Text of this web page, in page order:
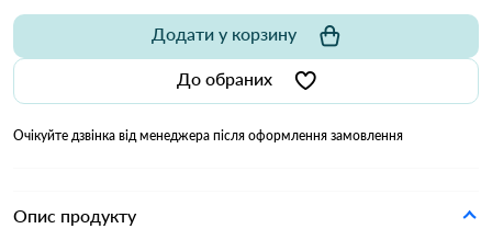
До обраних
Додати у корзину
Очікуйте дзвінка від менеджера після оформлення замовлення
Опис продукту